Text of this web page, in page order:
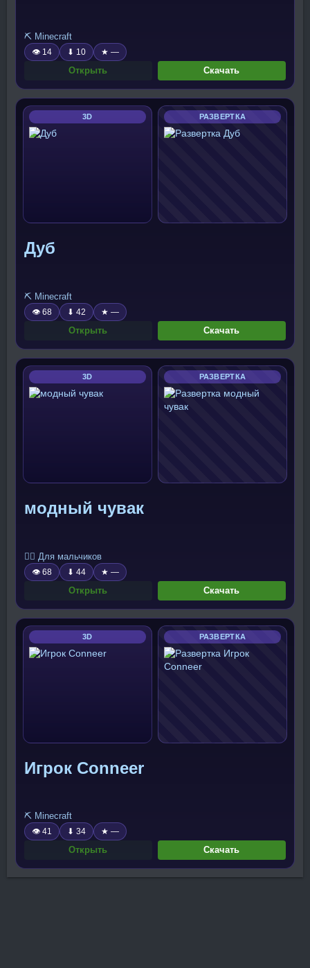
⛏️ Minecraft
👁 14 ⬇ 10 ★ —
Открыть Скачать
3D РАЗВЕРТКА
Дуб
⛏️ Minecraft
👁 68 ⬇ 42 ★ —
Открыть Скачать
3D РАЗВЕРТКА
модный чувак
🧍‍♂️ Для мальчиков
👁 68 ⬇ 44 ★ —
Открыть Скачать
3D РАЗВЕРТКА
Игрок Conneer
⛏️ Minecraft
👁 41 ⬇ 34 ★ —
Открыть Скачать